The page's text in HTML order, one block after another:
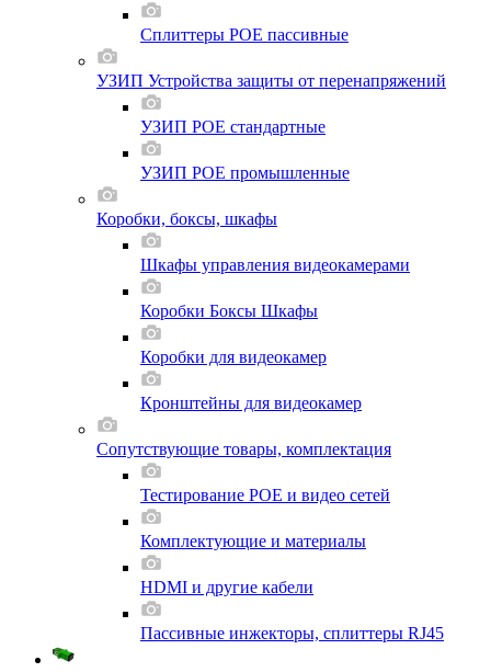
Сплиттеры POE пассивные
УЗИП Устройства защиты от перенапряжений
УЗИП POE стандартные
УЗИП POE промышленные
Коробки, боксы, шкафы
Шкафы управления видеокамерами
Коробки Боксы Шкафы
Коробки для видеокамер
Кронштейны для видеокамер
Сопутствующие товары, комплектация
Тестирование POE и видео сетей
Комплектующие и материалы
HDMI и другие кабели
Пассивные инжекторы, сплиттеры RJ45